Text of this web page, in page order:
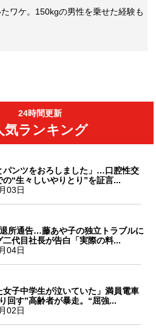
ワケ。150kgの男性を乗せた経験も
24時間更新
気ランキング
パンツをおろしました」…口腔性交
の“生々しいやりとり”を証言...
03日
所通告…藤あや子の独立トラブルに
二代目社長が告白「実際の料...
04日
女子中学生が泣いていた」満員電車
回す”高齢者が暴走。“屈強...
02日